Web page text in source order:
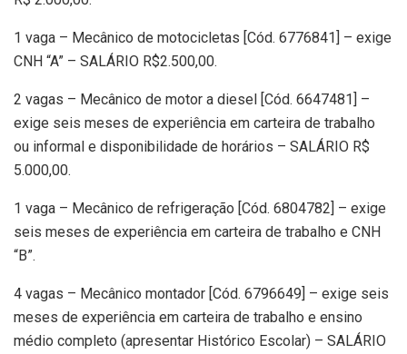
1 vaga – Mecânico de motocicletas [Cód. 6776841] – exige
CNH “A” – SALÁRIO R$2.500,00.
2 vagas – Mecânico de motor a diesel [Cód. 6647481] –
exige seis meses de experiência em carteira de trabalho
ou informal e disponibilidade de horários – SALÁRIO R$
5.000,00.
1 vaga – Mecânico de refrigeração [Cód. 6804782] – exige
seis meses de experiência em carteira de trabalho e CNH
“B”.
4 vagas – Mecânico montador [Cód. 6796649] – exige seis
meses de experiência em carteira de trabalho e ensino
médio completo (apresentar Histórico Escolar) – SALÁRIO